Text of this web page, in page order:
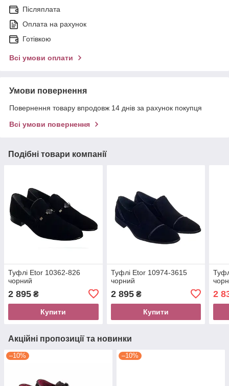
Післяплата
Оплата на рахунок
Готівкою
Всі умови оплати
Умови повернення
Повернення товару впродовж 14 днів за рахунок покупця
Всі умови повернення
Подібні товари компанії
Туфлі Etor 10362-826
чорний
2 895 ₴
Купити
Туфлі Etor 10974-3615
чорний
2 895₴
Купити
2
Акційні пропозиції та новинки
–10% –10%